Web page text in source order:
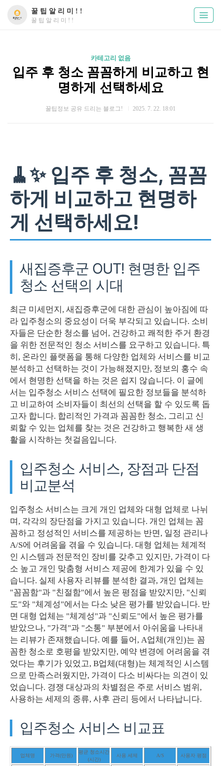
꿀 팁 알 리 미 ! !
꿀 팁 알 리 미 ! !
카테고리 없음
입주 후 청소 꼼꼼하게 비교하고 현
명하게 선택하세요
꿀팁정보 공유 드리는 블로그! 2025. 7. 22. 18:01
🧹✨ 입주 후 청소, 꼼꼼
하게 비교하고 현명하
게 선택하세요!
새집증후군 OUT! 현명한 입주
청소 선택의 시대
최근 미세먼지, 새집증후군에 대한 관심이 높아짐에 따
라 입주청소의 중요성이 더욱 부각되고 있습니다. 소비
자들은 단순한 청소를 넘어, 건강하고 쾌적한 주거 환경
을 위한 전문적인 청소 서비스를 요구하고 있습니다. 특
히, 온라인 플랫폼을 통해 다양한 업체와 서비스를 비교
분석하고 선택하는 것이 가능해졌지만, 정보의 홍수 속
에서 현명한 선택을 하는 것은 쉽지 않습니다. 이 글에
서는 입주청소 서비스 선택에 필요한 정보들을 분석하
고 비교하여 소비자들이 최선의 선택을 할 수 있도록 돕
고자 합니다. 합리적인 가격과 꼼꼼한 청소, 그리고 신
뢰할 수 있는 업체를 찾는 것은 건강하고 행복한 새 생
활을 시작하는 첫걸음입니다.
입주청소 서비스, 장점과 단점
비교분석
입주청소 서비스는 크게 개인 업체와 대형 업체로 나뉘
며, 각각의 장단점을 가지고 있습니다. 개인 업체는 꼼
꼼하고 정성적인 서비스를 제공하는 반면, 일정 관리나
A/S에 어려움을 겪을 수 있습니다. 대형 업체는 체계적
인 시스템과 전문적인 장비를 갖추고 있지만, 가격이 다
소 높고 개인 맞춤형 서비스 제공에 한계가 있을 수 있
습니다. 실제 사용자 리뷰를 분석한 결과, 개인 업체는
"꼼꼼함"과 "친절함"에서 높은 평점을 받았지만, "신뢰
도"와 "체계성"에서는 다소 낮은 평가를 받았습니다. 반
면 대형 업체는 "체계성"과 "신뢰도"에서 높은 평가를
받았으나, "가격"과 "소통" 부분에서 아쉬움을 나타내
는 리뷰가 존재했습니다. 예를 들어, A업체(개인)는 꼼
꼼한 청소로 호평을 받았지만, 예약 변경에 어려움을 겪
었다는 후기가 있었고, B업체(대형)는 체계적인 시스템
으로 만족스러웠지만, 가격이 다소 비싸다는 의견이 있
었습니다. 경쟁 대상과의 차별점은 주로 서비스 범위,
사용하는 세제의 종류, 사후 관리 등에서 나타납니다.
입주청소 서비스 비교표
업체명 가격(만원)
평균 청소시간
(시간)
사용 세제 A/S 사용자 평점